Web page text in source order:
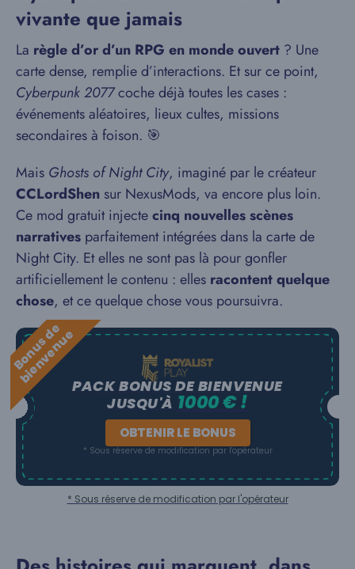
vivante que jamais
La règle d’or d’un RPG en monde ouvert ? Une
carte dense, remplie d’interactions. Et sur ce point,
Cyberpunk 2077coche déjà toutes les cases :
événements aléatoires, lieux cultes, missions
secondaires à foison. 🎯
Mais Ghosts of Night City, imaginé par le créateur
CCLordShen sur NexusMods, va encore plus loin.
Ce mod gratuit injectecinq nouvelles scènes
narratives parfaitement intégrées dans la carte de
Night City. Et elles ne sont pas là pour gonfler
artificiellement le contenu : elles racontent quelque
chose, et ce quelque chose vous poursuivra.
B
o
n
u
s
d
e
b
i
e
n
v
e
n
u
ePACK BONUS DE BIENVENUE
JUSQU'À 1000 € !
OBTENIR LE BONUS
* Sous réserve de modification par l'opérateur
* Sous réserve de modification par l'opérateur